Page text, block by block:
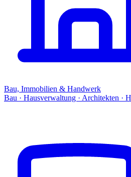
Bau, Immobilien & Handwerk
Bau · Hausverwaltung · Architekten ·